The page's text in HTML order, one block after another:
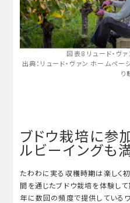
図表8 リュード・ヴ
出典：リュード・ヴァン ホームペー
り
ブドウ栽培に参
ルビーイングも
たわわに実る収穫時期は楽しく
間を通じたブドウ栽培を体験して
年に数回の頻度で提供している